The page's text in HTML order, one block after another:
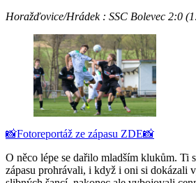
Horažďovice/Hrádek : SSC Bolevec 2:0
📸Fotoreportáž ze zápasu ZDE📸
O něco lépe se dařilo mladším klukům. Ti
zápasu prohrávali, i když i oni si dokázali